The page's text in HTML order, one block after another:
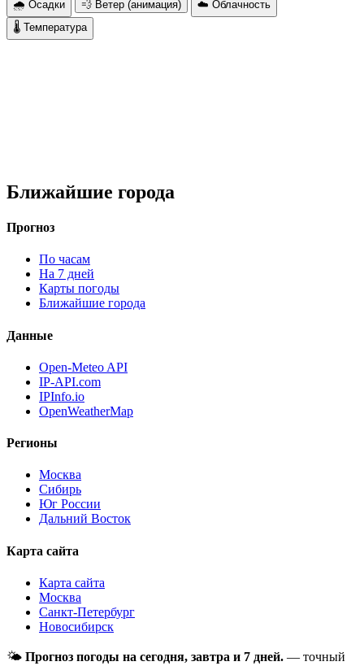
🌧 Осадки 💨 Ветер (анимация)
☁️ Облачность
🌡 Температура
Ближайшие города
Прогноз
По часам
На 7 дней
Карты погоды
Ближайшие города
Данные
Open-Meteo API
IP-API.com
IPInfo.io
OpenWeatherMap
Регионы
Москва
Сибирь
Юг России
Дальний Восток
Карта сайта
Карта сайта
Москва
Санкт-Петербург
Новосибирск
🌤 Прогноз погоды на сегодня, завтра и 7 дней. — точный